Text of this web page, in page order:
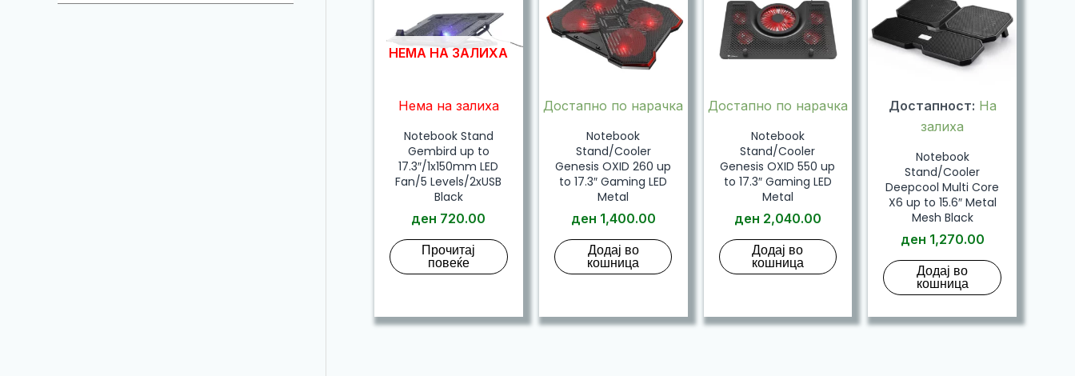
НЕМА НА ЗАЛИХА
Нема на залиха
Notebook Stand
Gembird up to
17.3″/1x150mm LED
Fan/5 Levels/2xUSB
Black
ден 720.00
Прочитај
повеќе
Достапно по нарачка
Notebook
Stand/Cooler
Genesis OXID 260 up
to 17.3″ Gaming LED
Metal
ден 1,400.00
Додај во
кошница
Достапно по нарачка
Notebook
Stand/Cooler
Genesis OXID 550 up
to 17.3″ Gaming LED
Metal
ден 2,040.00
Додај во
кошница
Достапност: На
залиха
Notebook
Stand/Cooler
Deepcool Multi Core
X6 up to 15.6″ Metal
Mesh Black
ден 1,270.00
Додај во
кошница